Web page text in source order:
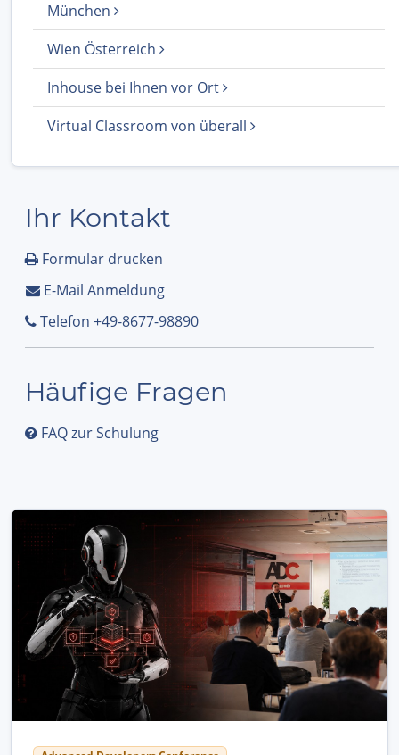
München
Wien Österreich
Inhouse bei Ihnen vor Ort
Virtual Classroom von überall
Ihr Kontakt
Formular drucken
E-Mail Anmeldung
Telefon +49-8677-98890
Häufige Fragen
FAQ zur Schulung